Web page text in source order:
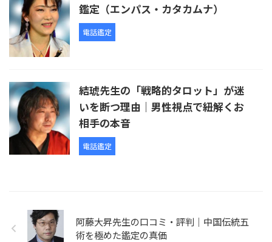
鑑定（エンパス・カタカムナ）
電話鑑定
結琥先生の「戦略的タロット」が迷
いを断つ理由｜男性視点で紐解くお
相手の本音
電話鑑定
阿藤大昇先生の口コミ・評判｜中国伝統五
術を極めた鑑定の真価